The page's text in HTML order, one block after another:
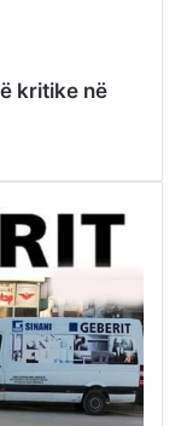
kritike në